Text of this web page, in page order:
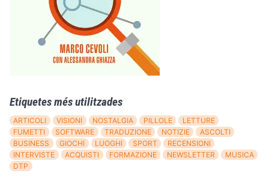
Etiquetes més utilitzades
ARTICOLI VISIONI NOSTALGIA PILLOLE
LETTURE
FUMETTI
SOFTWARE TRADUZIONE NOTIZIE
ASCOLTI
BUSINESS
GIOCHI LUOGHI SPORT
RECENSIONI
INTERVISTE
ACQUISTI FORMAZIONE NEWSLETTER
MUSICA
DTP